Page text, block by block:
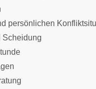
persönlichen
Scheidung